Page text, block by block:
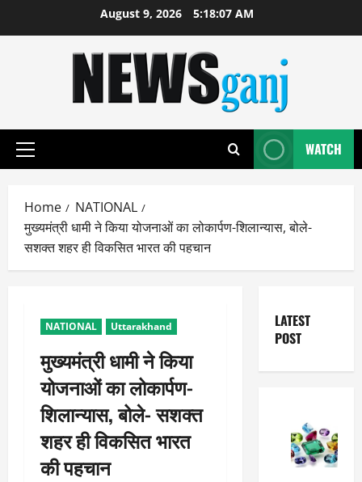
August 9, 2026 5:18:08 AM
Primary
WATCH
Home
NATIONAL
मुख्यमंत्री धामी ने किया योजनाओं का लोकार्पण-शिलान्यास, बोले-
सशक्त शहर ही विकसित भारत की पहचान
NATIONAL Uttarakhand
मुख्यमंत्री धामी ने किया
योजनाओं का लोकार्पण-
शिलान्यास, बोले- सशक्त
शहर ही विकसित भारत
की पहचान
LATEST
POST